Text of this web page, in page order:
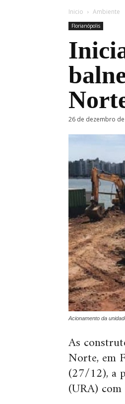
Inicio Ambiente
Florianópolis
26 de dezembro de
Acionamento da
As
Norte, em
(27/12), a
(URA)